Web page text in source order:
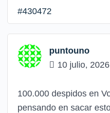
#430472
puntouno
10 julio,
100.000 despidos en
pensando en sacar